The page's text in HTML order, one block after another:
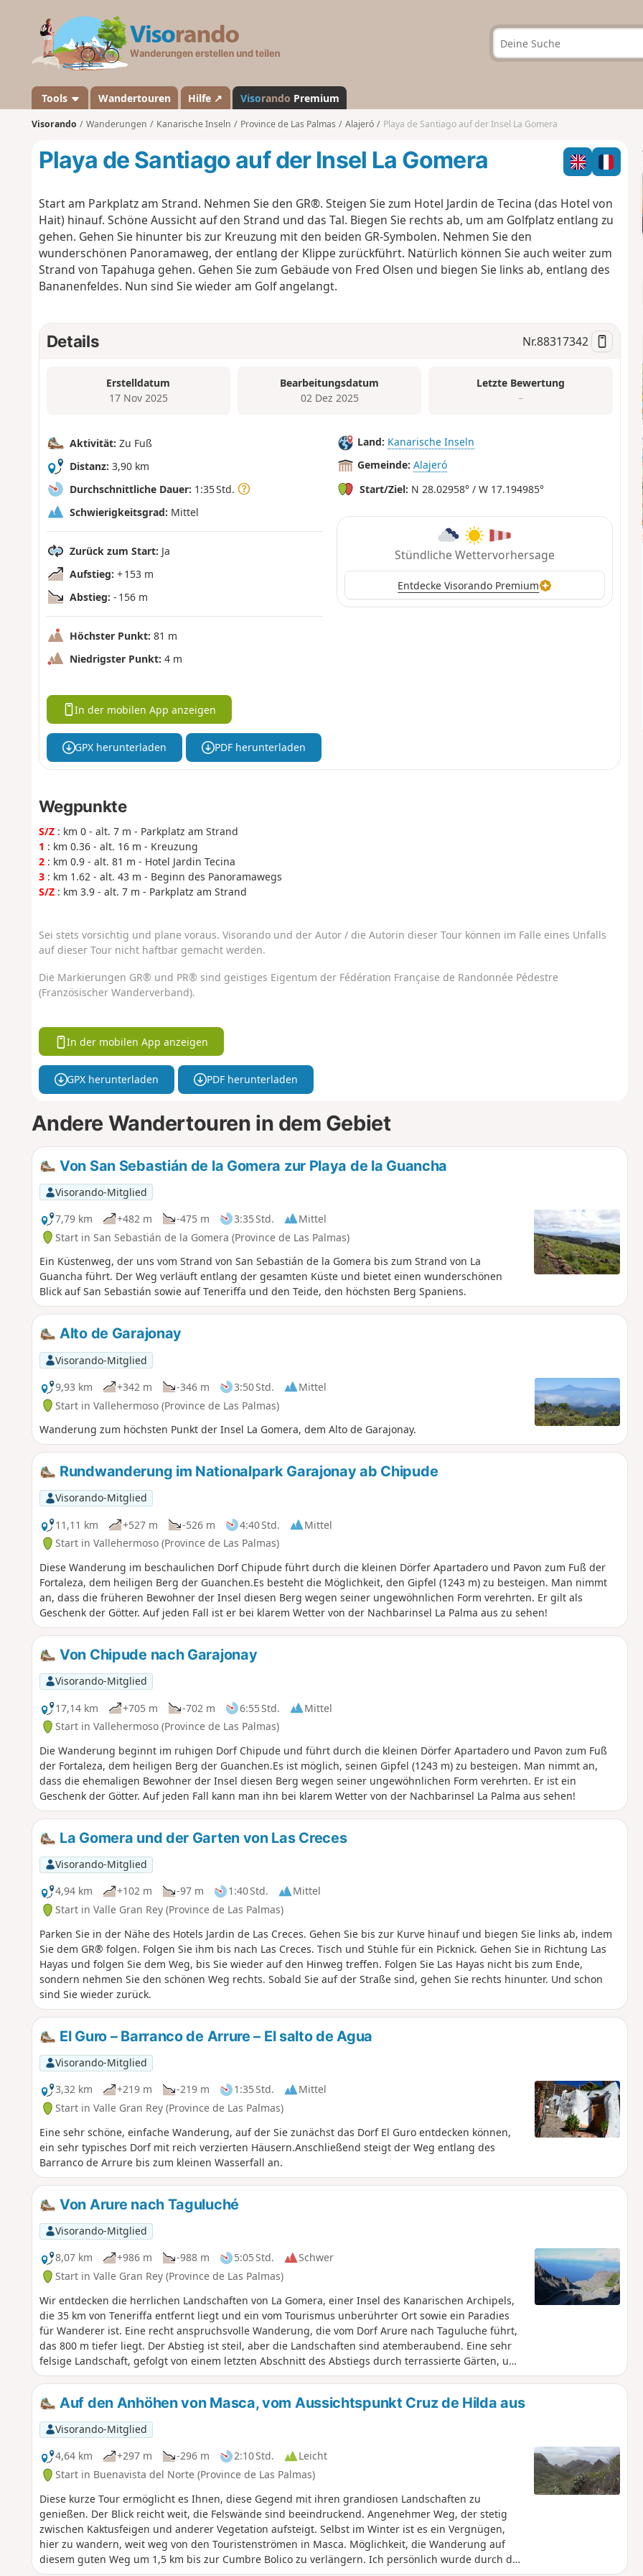
a
n
d
Tools Wandertouren Hilfe ↗ Visorando Premium
Visorando Wanderungen Kanarische Inseln Province de Las Palmas Alajeró Playa de Santiago auf der Insel La Gomera
Playa de Santiago auf der Insel La Gomera
Start am Parkplatz am Strand. Nehmen Sie den GR®. Steigen Sie zum Hotel Jardin de Tecina (das Hotel von
Hait) hinauf. Schöne Aussicht auf den Strand und das Tal. Biegen Sie rechts ab, um am Golfplatz entlang zu
gehen. Gehen Sie hinunter bis zur Kreuzung mit den beiden GR-Symbolen. Nehmen Sie den
wunderschönen Panoramaweg, der entlang der Klippe zurückführt. Natürlich können Sie auch weiter zum
Strand von Tapahuga gehen. Gehen Sie zum Gebäude von Fred Olsen und biegen Sie links ab, entlang des
Bananenfeldes. Nun sind Sie wieder am Golf angelangt.
Details Nr.88317342
Erstelldatum
17 Nov 2025
Bearbeitungsdatum
02 Dez 2025
Letzte Bewertung
–
Aktivität: Zu Fuß
Distanz: 3,90 km
Durchschnittliche Dauer: 1:35 Std.
Schwierigkeitsgrad: Mittel
Zurück zum Start: Ja
Aufstieg: + 153 m
Abstieg: - 156 m
Höchster Punkt: 81 m
Niedrigster Punkt: 4 m
Land: Kanarische Inseln
Gemeinde: Alajeró
Start/Ziel: N 28.02958° / W 17.194985°
Stündliche Wettervorhersage
Entdecke Visorando Premium
In der mobilen App anzeigen
GPX herunterladen PDF herunterladen
Wegpunkte
S/Z: km 0 - alt. 7 m - Parkplatz am Strand
1 : km 0.36 - alt. 16 m - Kreuzung
2: km 0.9 - alt. 81 m - Hotel Jardin Tecina
3: km 1.62 - alt. 43 m - Beginn des Panoramawegs
S/Z: km 3.9 - alt. 7 m - Parkplatz am Strand
Sei stets vorsichtig und plane voraus. Visorando und der Autor / die Autorin dieser Tour können im Falle eines Unfalls
auf dieser Tour nicht haftbar gemacht werden.
Die Markierungen GR® und PR® sind geistiges Eigentum der Fédération Française de Randonnée Pédestre
(Französischer Wanderverband).
In der mobilen App anzeigen
GPX herunterladen PDF herunterladen
Andere Wandertouren in dem Gebiet
Von San Sebastián de la Gomera zur Playa de la Guancha
Visorando-Mitglied
7,79 km
+482 m -475 m 3:35 Std.
Mittel
Start in San Sebastián de la Gomera (Province de Las Palmas)
Ein Küstenweg, der uns vom Strand von San Sebastián de la Gomera bis zum Strand von La
Guancha führt. Der Weg verläuft entlang der gesamten Küste und bietet einen wunderschönen
Blick auf San Sebastián sowie auf Teneriffa und den Teide, den höchsten Berg Spaniens.
Alto de Garajonay
Visorando-Mitglied
9,93 km
+342 m -346 m 3:50 Std.
Mittel
Start in Vallehermoso (Province de Las Palmas)
Wanderung zum höchsten Punkt der Insel La Gomera, dem Alto de Garajonay.
Rundwanderung im Nationalpark Garajonay ab Chipude
Visorando-Mitglied
11,11 km
+527 m -526 m 4:40 Std.
Mittel
Start in Vallehermoso (Province de Las Palmas)
Diese Wanderung im beschaulichen Dorf Chipude führt durch die kleinen Dörfer Apartadero und Pavon zum Fuß der
Fortaleza, dem heiligen Berg der Guanchen.Es besteht die Möglichkeit, den Gipfel (1243 m) zu besteigen. Man nimmt
an, dass die früheren Bewohner der Insel diesen Berg wegen seiner ungewöhnlichen Form verehrten. Er gilt als
Geschenk der Götter. Auf jeden Fall ist er bei klarem Wetter von der Nachbarinsel La Palma aus zu sehen!
Von Chipude nach Garajonay
Visorando-Mitglied
17,14 km
+705 m -702 m 6:55 Std.
Mittel
Start in Vallehermoso (Province de Las Palmas)
Die Wanderung beginnt im ruhigen Dorf Chipude und führt durch die kleinen Dörfer Apartadero und Pavon zum Fuß
der Fortaleza, dem heiligen Berg der Guanchen.Es ist möglich, seinen Gipfel (1243 m) zu besteigen. Man nimmt an,
dass die ehemaligen Bewohner der Insel diesen Berg wegen seiner ungewöhnlichen Form verehrten. Er ist ein
Geschenk der Götter. Auf jeden Fall kann man ihn bei klarem Wetter von der Nachbarinsel La Palma aus sehen!
La Gomera und der Garten von Las Creces
Visorando-Mitglied
4,94 km
+102 m -97 m 1:40 Std.
Mittel
Start in Valle Gran Rey (Province de Las Palmas)
Parken Sie in der Nähe des Hotels Jardin de Las Creces. Gehen Sie bis zur Kurve hinauf und biegen Sie links ab, indem
Sie dem GR® folgen. Folgen Sie ihm bis nach Las Creces. Tisch und Stühle für ein Picknick. Gehen Sie in Richtung Las
Hayas und folgen Sie dem Weg, bis Sie wieder auf den Hinweg treffen. Folgen Sie Las Hayas nicht bis zum Ende,
sondern nehmen Sie den schönen Weg rechts. Sobald Sie auf der Straße sind, gehen Sie rechts hinunter. Und schon
sind Sie wieder zurück.
El Guro – Barranco de Arrure – El salto de Agua
Visorando-Mitglied
3,32 km
+219 m -219 m 1:35 Std.
Mittel
Start in Valle Gran Rey (Province de Las Palmas)
Eine sehr schöne, einfache Wanderung, auf der Sie zunächst das Dorf El Guro entdecken können,
ein sehr typisches Dorf mit reich verzierten Häusern.Anschließend steigt der Weg entlang des
Barranco de Arrure bis zum kleinen Wasserfall an.
Von Arure nach Taguluché
Visorando-Mitglied
8,07 km
+986 m -988 m 5:05 Std.
Schwer
Start in Valle Gran Rey (Province de Las Palmas)
Wir entdecken die herrlichen Landschaften von La Gomera, einer Insel des Kanarischen Archipels,
die 35 km von Teneriffa entfernt liegt und ein vom Tourismus unberührter Ort sowie ein Paradies
für Wanderer ist. Eine recht anspruchsvolle Wanderung, die vom Dorf Arure nach Taguluche führt,
das 800 m tiefer liegt. Der Abstieg ist steil, aber die Landschaften sind atemberaubend. Eine sehr
felsige Landschaft, gefolgt von einem letzten Abschnitt des Abstiegs durch terrassierte Gärten, um
schließlich auf den Lavapfaden am Meer zu enden.
Auf den Anhöhen von Masca, vom Aussichtspunkt Cruz de Hilda aus
Visorando-Mitglied
4,64 km
+297 m -296 m 2:10 Std.
Leicht
Start in Buenavista del Norte (Province de Las Palmas)
Diese kurze Tour ermöglicht es Ihnen, diese Gegend mit ihren grandiosen Landschaften zu
genießen. Der Blick reicht weit, die Felswände sind beeindruckend. Angenehmer Weg, der stetig
zwischen Kaktusfeigen und anderer Vegetation aufsteigt. Selbst im Winter ist es ein Vergnügen,
hier zu wandern, weit weg von den Touristenströmen in Masca. Möglichkeit, die Wanderung auf
diesem guten Weg um 1,5 km bis zur Cumbre Bolico zu verlängern. Ich persönlich wurde durch den